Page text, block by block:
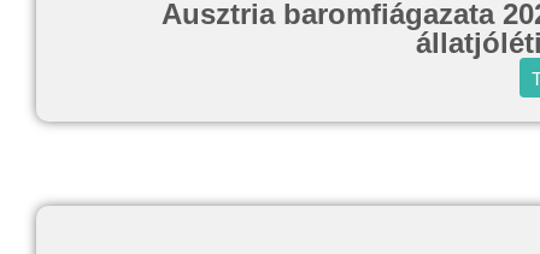
Ausztria baromfiágazata